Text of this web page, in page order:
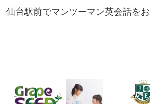
仙台駅前でマンツーマン英会話を